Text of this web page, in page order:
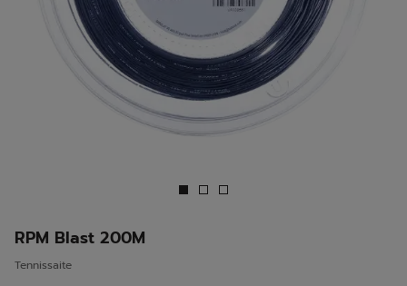
RPM Blast 200M
Tennissaite